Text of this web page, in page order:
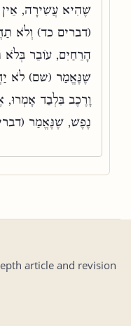
שֶׁהִיא עֲשִׁירָה,
(דברים כד) וְלֹא
הָרֵחַיִם, עוֹבֵר
שֶׁנֶּאֱמַר (שם) לֹא
וָרֶכֶב בִּלְבַד אָמְרוּ,
נֶפֶשׁ, שֶׁנֶּאֱמַר
article and revision